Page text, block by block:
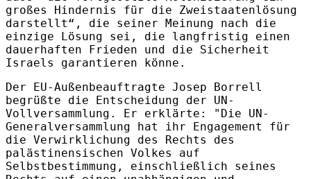
großes Hindernis für die Zweistaatenlösung
darstellt“, die seiner Meinung nach die
einzige Lösung sei, die langfristig einen
dauerhaften Frieden und die Sicherheit
Israels garantieren könne.
Der EU-Außenbeauftragte Josep Borrell
begrüßte die Entscheidung der UN-
Vollversammlung. Er erklärte: "Die UN-
Generalversammlung hat ihr Engagement für
die Verwirklichung des Rechts des
palästinensischen Volkes auf
Selbstbestimmung, einschließlich seines